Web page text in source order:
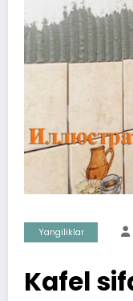
Yangiliklar
Kafel